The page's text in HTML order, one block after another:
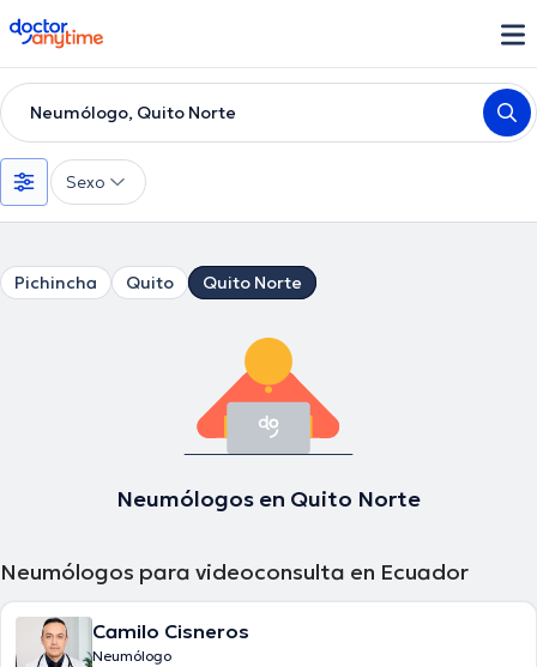
doctoranytime
Neumólogo, Quito Norte
Sexo
Pichincha Quito Quito Norte
Neumólogos en Quito Norte
Neumólogos para videoconsulta en Ecuador
Camilo Cisneros
Neumólogo